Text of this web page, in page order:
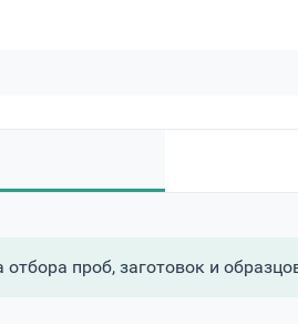
проб, заготовок и